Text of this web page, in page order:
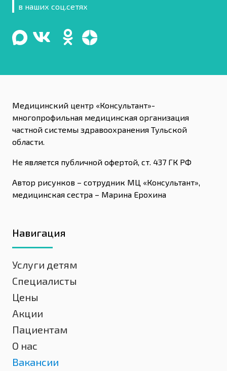
в наших соц.сетях
Медицинский центр «Консультант»-
многопрофильная медицинская организация
частной системы здравоохранения Тульской
области.
Не является публичной офертой, ст. 437 ГК РФ
Автор рисунков – сотрудник МЦ «Консультант»,
медицинская сестра – Марина Ерохина
Навигация
Услуги детям
Специалисты
Цены
Акции
Пациентам
О нас
Вакансии